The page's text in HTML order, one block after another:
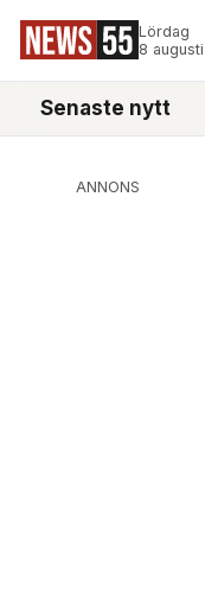
Lördag
8 augusti
Senaste nytt
ANNONS